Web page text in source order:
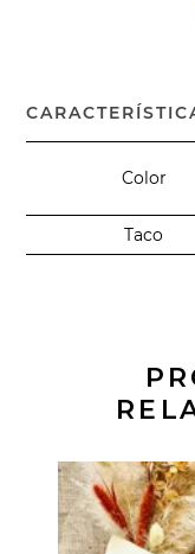
Color
Taco